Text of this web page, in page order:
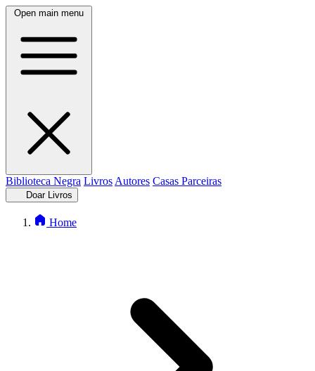
Open main menu
Biblioteca Negra Livros Autores Casas Parceiras
Doar Livros
Home